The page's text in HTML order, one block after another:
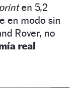
en 5,2
en modo sin
Rover, no
real